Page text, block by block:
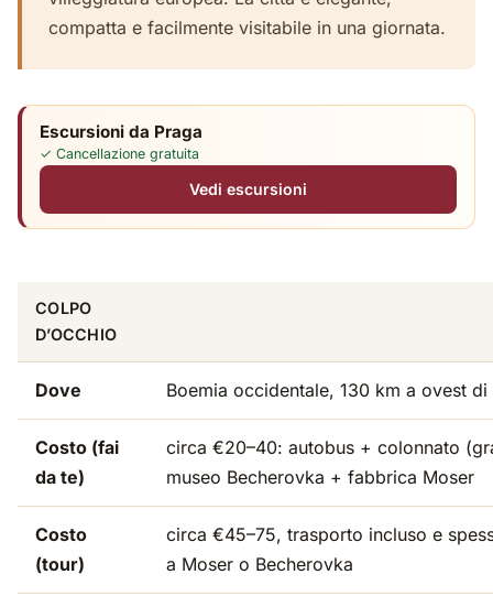
compatta e facilmente visitabile in una giornata.
Escursioni da Praga
✓ Cancellazione gratuita
Vedi escursioni
COLPO
D’OCCHIO
Dove Boemia occidentale, 130 km a ovest di
Costo (fai
da te)
circa €20–40: autobus + colonnato
museo Becherovka + fabbrica Moser
Costo
(tour)
circa €45–75, trasporto incluso e
a Moser o Becherovka